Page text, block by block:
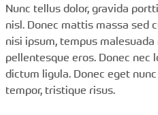
Nunc tellus dolor, gravida
nisl. Donec mattis massa sed
nisi ipsum, tempus
pellentesque eros. Donec nec
dictum ligula. Donec eget
tempor, tristique risus.